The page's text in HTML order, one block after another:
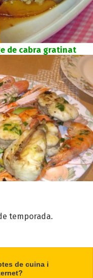
de cabra gratinat
temporada.
de cuina i